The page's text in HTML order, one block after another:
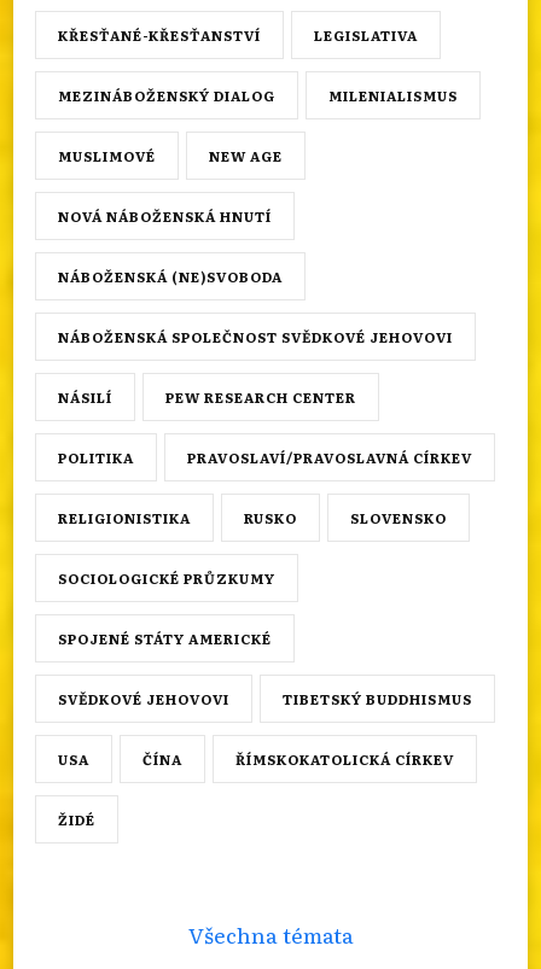
KŘESŤANÉ-KŘESŤANSTVÍ LEGISLATIVA
MEZINÁBOŽENSKÝ DIALOG MILENIALISMUS
MUSLIMOVÉ NEW AGE
NOVÁ NÁBOŽENSKÁ HNUTÍ
NÁBOŽENSKÁ (NE)SVOBODA
NÁBOŽENSKÁ SPOLEČNOST SVĚDKOVÉ JEHOVOVI
NÁSILÍ PEW RESEARCH CENTER
POLITIKA PRAVOSLAVÍ/PRAVOSLAVNÁ CÍRKEV
RELIGIONISTIKA RUSKO SLOVENSKO
SOCIOLOGICKÉ PRŮZKUMY
SPOJENÉ STÁTY AMERICKÉ
SVĚDKOVÉ JEHOVOVI TIBETSKÝ BUDDHISMUS
USA ČÍNA ŘÍMSKOKATOLICKÁ CÍRKEV
ŽIDÉ
Všechna témata